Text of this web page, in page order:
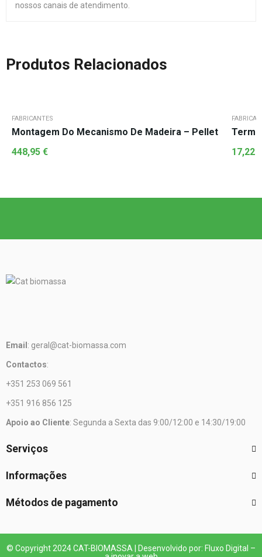
nossos canais de atendimento.
Produtos Relacionados
FABRICANTES
Montagem Do Mecanismo De Madeira – Pellet
448,95 €
17,22
Email : geral@cat-biomassa.com
Contactos:
+351 253 069 561
+351 916 856 125
Apoio ao Cliente: Segunda a Sexta das 9:00/12:00 e 14:30/19:00
Serviços
Informações
Métodos de pagamento
© Copyright 2024 CAT-BIOMASSA | Desenvolvido por: Fluxo Digital –